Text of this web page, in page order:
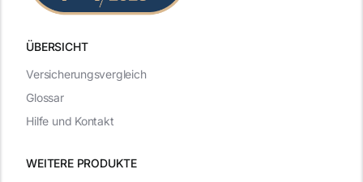
ÜBERSICHT
WEITERE PRODUKTE
Versicherungsvergleich
Glossar
Hilfe und Kontakt